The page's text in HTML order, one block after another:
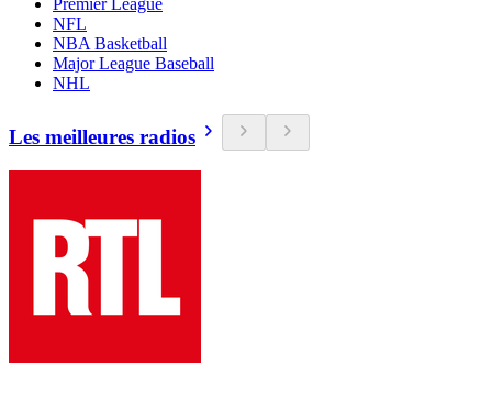
Premier League
NFL
NBA Basketball
Major League Baseball
NHL
Les meilleures radios